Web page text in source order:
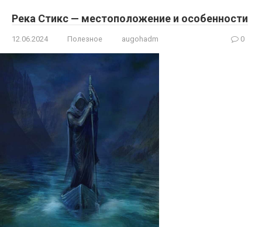
Река Стикс — местоположение и особенности
12.06.2024 Полезное augohadm 0